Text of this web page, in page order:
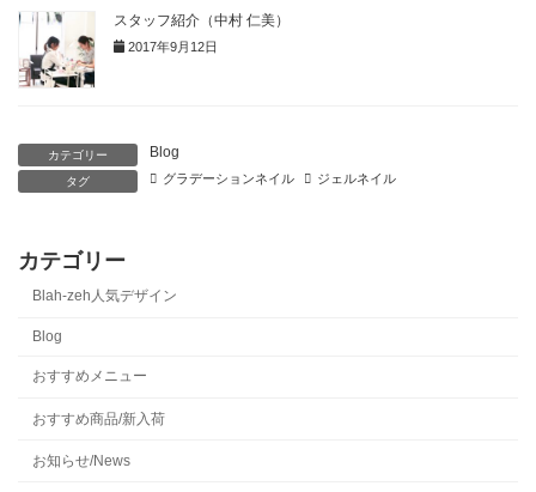
スタッフ紹介（中村 仁美）
2017年9月12日
カテゴリー Blog
タグ グラデーションネイル ジェルネイル
カテゴリー
Blah-zeh人気デザイン
Blog
おすすめメニュー
おすすめ商品/新入荷
お知らせ/News